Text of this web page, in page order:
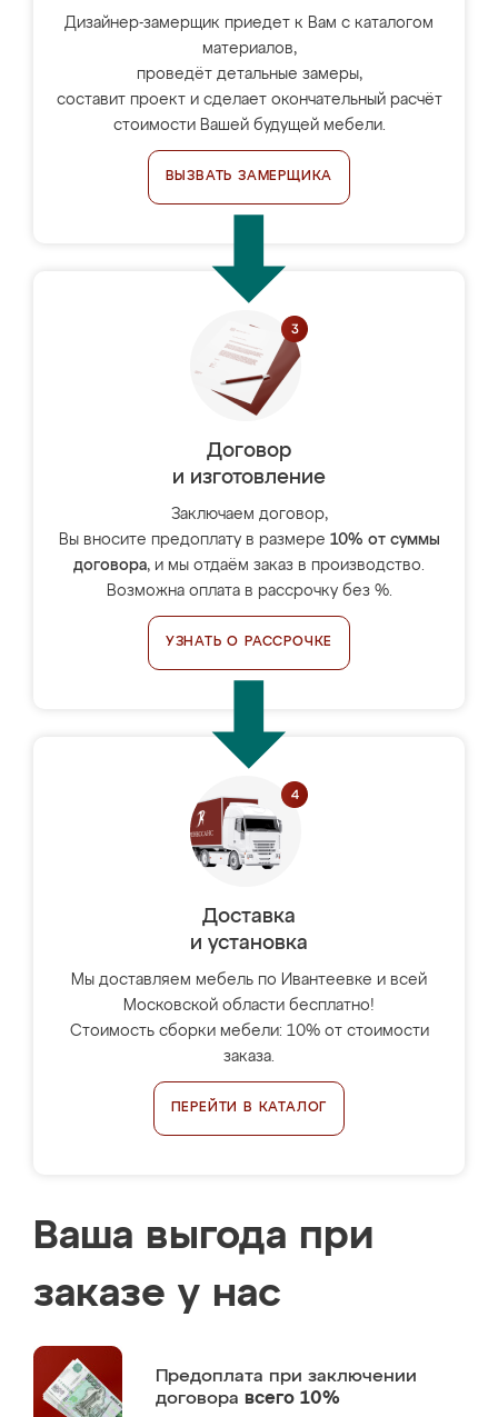
Дизайнер-замерщик приедет к Вам с каталогом
материалов,
проведёт детальные замеры,
составит проект и сделает окончательный расчёт
стоимости Вашей будущей мебели.
ВЫЗВАТЬ ЗАМЕРЩИКА
Договор
и изготовление
Заключаем договор,
Вы вносите предоплату в размере 10% от суммы
договора, и мы отдаём заказ в производство.
Возможна оплата в рассрочку без %.
УЗНАТЬ О РАССРОЧКЕ
Доставка
и установка
Мы доставляем мебель по Ивантеевке и всей
Московской области бесплатно!
Стоимость сборки мебели: 10% от стоимости
заказа.
ПЕРЕЙТИ В КАТАЛОГ
Ваша выгода при
заказе у нас
Предоплата при заключении
договора всего 10%